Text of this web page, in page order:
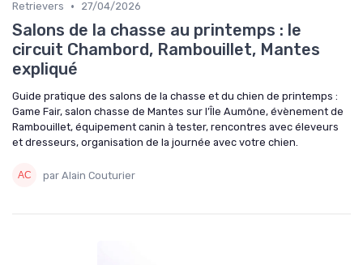
Retrievers • 27/04/2026
Salons de la chasse au printemps : le
circuit Chambord, Rambouillet, Mantes
expliqué
Guide pratique des salons de la chasse et du chien de printemps :
Game Fair, salon chasse de Mantes sur l’Île Aumône, évènement de
Rambouillet, équipement canin à tester, rencontres avec éleveurs
et dresseurs, organisation de la journée avec votre chien.
par Alain Couturier